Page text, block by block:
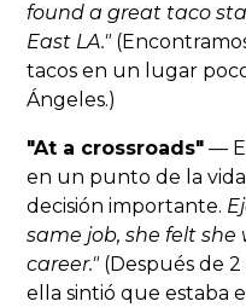
found a great taco
East LA."
tacos en un lugar
Ángeles.)
"At a crossroads" —
en un punto de la
decisión importante.
same job, she felt
career."(Después de 2
ella sintió que estaba